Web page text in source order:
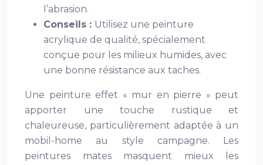
l’abrasion.
Conseils : Utilisez une peinture
acrylique de qualité, spécialement
conçue pour les milieux humides, avec
une bonne résistance aux taches.
Une peinture effet « mur en pierre » peut
apporter une touche rustique et
chaleureuse, particulièrement adaptée à un
mobil-home au style campagne. Les
peintures mates masquent mieux les